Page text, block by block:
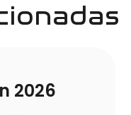
2026